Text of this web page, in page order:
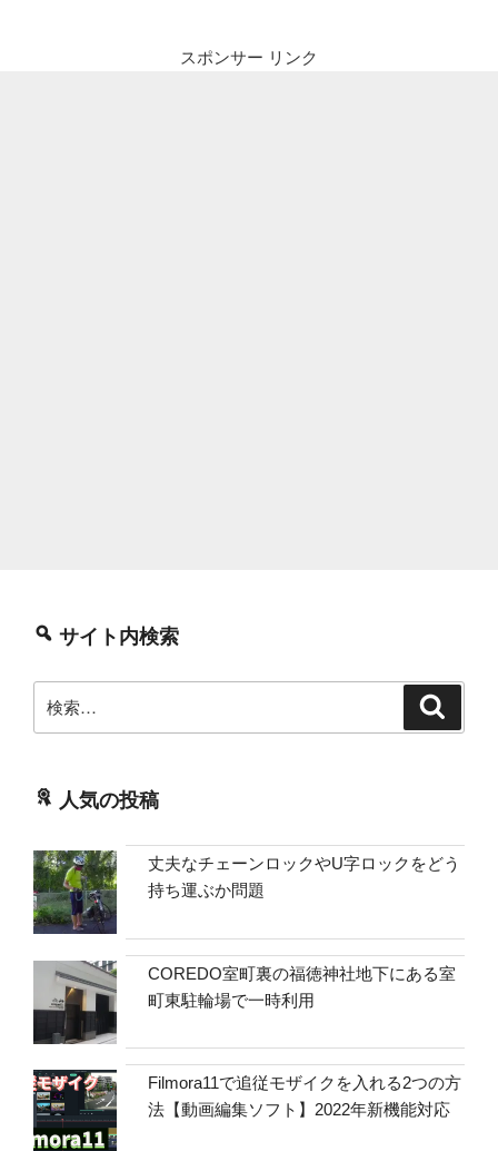
スポンサー リンク
サイト内検索
索:
人気の投稿
丈夫なチェーンロックやU字ロックをどう
持ち運ぶか問題
COREDO室町裏の福徳神社地下にある室
町東駐輪場で一時利用
Filmora11で追従モザイクを入れる2つの方
法【動画編集ソフト】2022年新機能対応